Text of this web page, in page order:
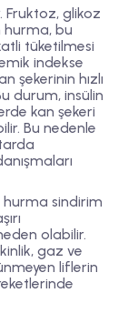
Fruktoz, glikoz
hurma, bu
tüketilmesi
indekse
şekerinin hızlı
durum, insülin
kan şekeri
Bu nedenle
hurma sindirim
olabilir.
gaz ve
liflerin